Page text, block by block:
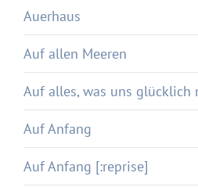
Auerhaus
Auf allen Meeren
Auf alles, was uns glücklich
Auf Anfang
Auf Anfang [:reprise]